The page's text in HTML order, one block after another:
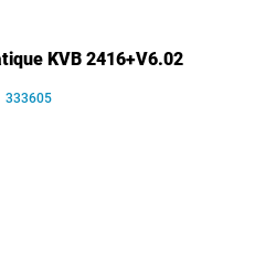
KVB 2416+V6.02
333605